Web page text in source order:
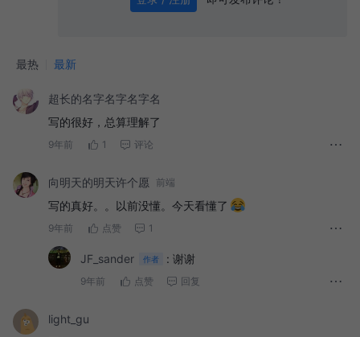
最热 最新
超长的名字名字名字名
写的很好，总算理解了
9年前 1 评论
向明天的明天许个愿 前端
写的真好。。以前没懂。今天看懂了
9年前 点赞 1
JF_sander 作者 : 谢谢
9年前 点赞 回复
light_gu